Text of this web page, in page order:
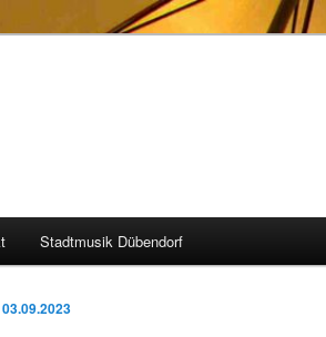
Stadtmusik Dübendorf